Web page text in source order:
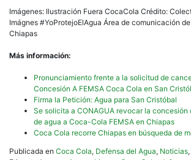
Imágenes: Ilustración Fuera CocaCola Crédito:
Imágnes #YoProtejoElAgua Área de comunicación
Chiapas
Más información:
Pronunciamiento frente a la solicitud de
Concesión A FEMSA Coca Cola en San
Firma la Petición: Agua para San Cristóbal
Se solicita a CONAGUA revocar la
de agua a Coca-Cola FEMSA en Chiapas
Coca Cola recorre Chiapas en búsqueda de
Publicada en Coca Cola, Defensa del Agua, Noticias,